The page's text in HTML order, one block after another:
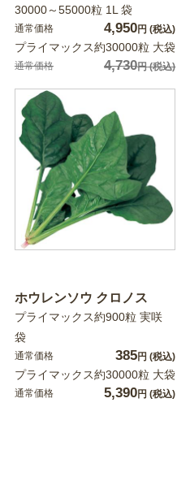
30000～55000粒 1L 袋
通常価格 4,950円 (税込)
プライマックス約30000粒 大袋
通常価格 4,730円(税込)
ホウレンソウ クロノス
プライマックス約900粒 実咲
袋
通常価格 385円 (税込)
プライマックス約30000粒 大袋
通常価格 5,390円 (税込)